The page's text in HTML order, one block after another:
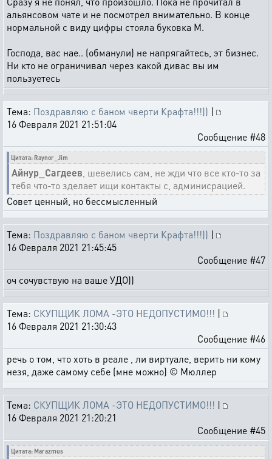
альянсовом чате и не посмотрел внимательно. В конце
нормальной с виду цифры стояла буковка М.
Господа, вас нае.. (обманули) не напрягайтесь, эт бизнес.
Ни кто не ограничивал через какой дивас вы им
пользуетесь
Тема: Поздравляю с баном чверти Крафта!!!)) |
16 Февраля 2021 21:51:04
Сообщение #48
Цитата: Raynor_Jim
Айнур_Сагдеев , шевелись сам, не жди что все кто-то за
тебя что-то зделает ищи контакты с, админисрацией.
Совет ценный, но бессмысленный
Тема: Поздравляю с баном чверти Крафта!!!)) |
16 Февраля 2021 21:45:45
Сообщение #47
оч сочувствую на ваше УДО))
Тема: СКУПЩИК ЛОМА -ЭТО НЕДОПУСТИМО!!! |
16 Февраля 2021 21:30:43
Сообщение #46
речь о том, что хоть в реале , ли виртуале, верить ни кому
незя, даже самому себе (мне можно) © Мюллер
Тема: СКУПЩИК ЛОМА -ЭТО НЕДОПУСТИМО!!! |
16 Февраля 2021 21:20:21
Сообщение #45
Цитата: Marazmus